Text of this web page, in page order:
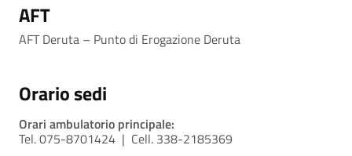
AFT
AFT Deruta – Punto di Erogazione Deruta
Orario sedi
Orari ambulatorio principale:
Tel. 075-8701424 | Cell. 338-2185369